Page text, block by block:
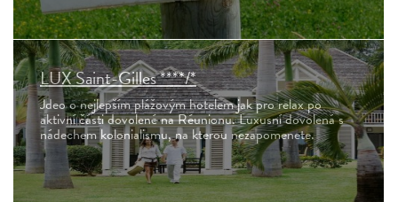
LUX Saint-Gilles ****/*
Jdeo o nejlepším plážovým hotelem jak pro relax po
aktivní části dovolené na Réunionu. Luxusní dovolená s
nádechem kolonialismu, na kterou nezapomenete.